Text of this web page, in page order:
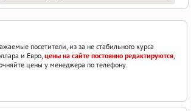
посетители, из за не стабильного курса
и Евро,цены на сайте постоянно редактируются
цены у менеджера по телефону.